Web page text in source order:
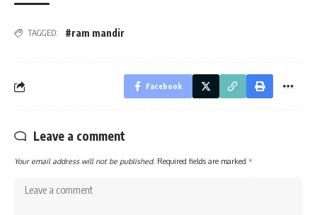
TAGGED: #ram mandir
Facebook
Leave a comment
Your email address will not be published. Required fields are marked *